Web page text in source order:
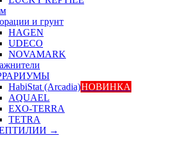
и грунт
HAGEN
UDECO
NOVAMARK
HabiStat (Arcadia)НОВИНКА
AQUAEL
EXO-TERRA
TETRA
→